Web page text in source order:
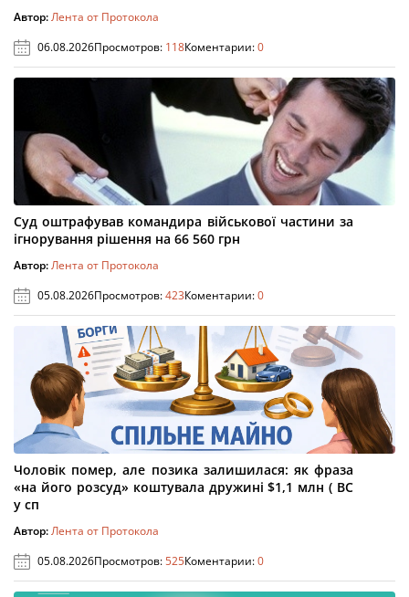
Автор:Лента от Протокола
06.08.2026Просмотров: 118Коментарии:0
Суд оштрафував командира військової частини за
ігнорування рішення на 66 560 грн
Автор:Лента от Протокола
05.08.2026Просмотров:423Коментарии:0
Чоловік помер, але позика залишилася: як фраза
«на його розсуд» коштувала дружині $1,1 млн ( ВС
у сп
Автор:Лента от Протокола
05.08.2026Просмотров:525Коментарии:0